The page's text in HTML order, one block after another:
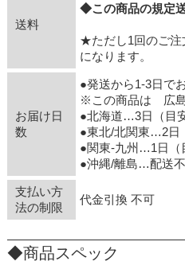
送料
◆この商品の規定
★ただし1回のご注
になります。
お届け日
数
●発送から1-3日で
※この商品は 広
●北海道…3日（目安
●東北/北関東…2日
●関東-九州…1日（
●沖縄/離島…配送
支払い方
法の制限
代金引換 不可
◆商品スペック